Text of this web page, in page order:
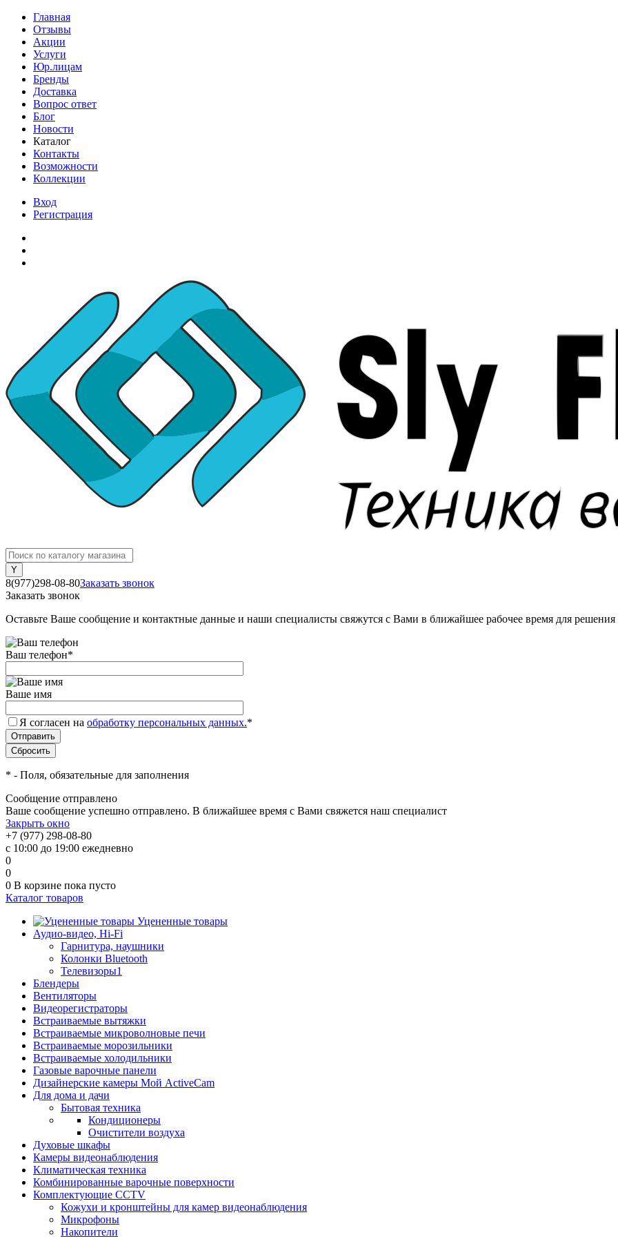
Главная
Отзывы
Акции
Услуги
Юр.лицам
Бренды
Доставка
Вопрос ответ
Блог
Новости
Каталог
Контакты
Возможности
Коллекции
Вход
Регистрация
8(977)298-08-80Заказать звонок
Заказать звонок
Оставьте Ваше сообщение и контактные данные и наши специалисты свяжутся с Вами в ближайшее рабочее время для
Ваш телефон*
Ваше имя
Я согласен на обработку персональных данных.*
* - Поля, обязательные для заполнения
Сообщение отправлено
Ваше сообщение успешно отправлено. В ближайшее время с Вами свяжется наш специалист
Закрыть окно
+7 (977) 298-08-80
с 10:00 до 19:00 ежедневно
0
0
0 В корзине пока пусто
Каталог товаров
Уцененные товары
Аудио-видео, Hi-Fi
Гарнитура, наушники
Колонки Bluetooth
Телевизоры1
Блендеры
Вентиляторы
Видеорегистраторы
Встраиваемые вытяжки
Встраиваемые микроволновые печи
Встраиваемые морозильники
Встраиваемые холодильники
Газовые варочные панели
Дизайнерские камеры Мой ActiveCam
Для дома и дачи
Бытовая техника
Кондиционеры
Очистители воздуха
Духовые шкафы
Камеры видеонаблюдения
Климатическая техника
Комбинированные варочные поверхности
Комплектующие CCTV
Кожухи и кронштейны для камер видеонаблюдения
Микрофоны
Накопители